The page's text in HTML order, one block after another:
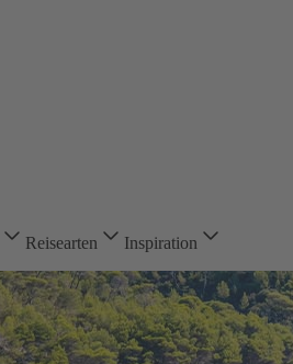
Reisearten Inspiration